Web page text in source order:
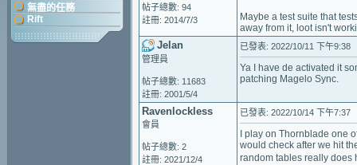
無盡的任務
Rift
帖子總數: 94
註冊: 2014/7/3
Maybe a test suite that
away from it, loot isn't
Jelan
管理員
帖子總數: 11683
註冊: 2001/5/4
已發表: 2022/10/11 下午9:38
Ya I have de activated it
patching Magelo Sync.
Ravenlockless
會員
帖子總數: 2
註冊: 2021/12/4
已發表: 2022/10/14 下午7:37
I play on Thornblade one
would check after we hit
random tables really does